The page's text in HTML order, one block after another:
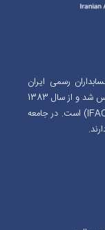
رسمی ایران
است. جامعه حسابداران رسمی ایران در سال 1380 تاسیس شد و از سال 1383
تاکنون، عضو پیوسته فدراسیون بین المللی حسابداران (IFAC) است. در جامعه